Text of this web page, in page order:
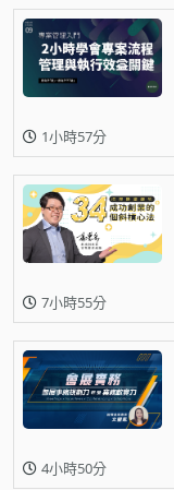
1小時57分
7小時55分
4小時50分